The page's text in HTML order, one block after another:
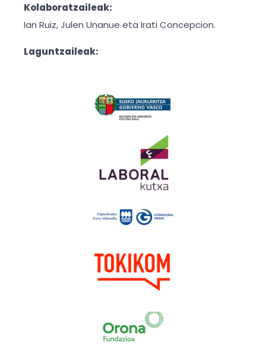
Kolaboratzaileak:
Ian Ruiz, Julen Unanue eta Irati Concepcion.
Laguntzaileak: